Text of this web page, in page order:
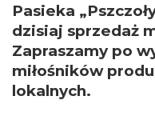
Pasieka
dzisiaj sprzedaż
Zapraszamy po
miłośników
lokalnych.